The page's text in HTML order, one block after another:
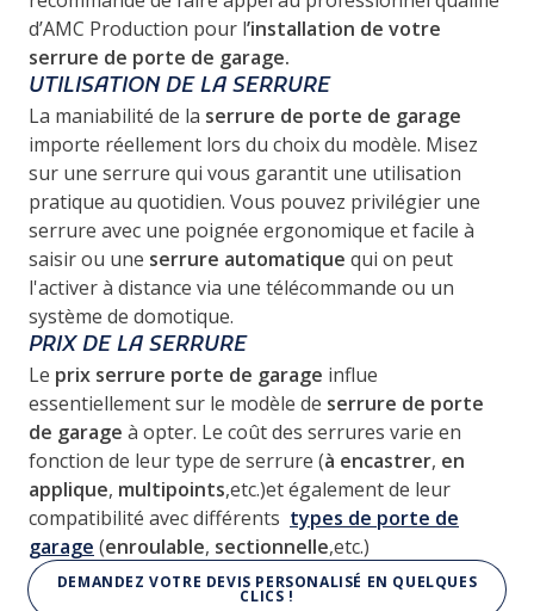
d’AMC Production pour l’installation de votre
serrure de porte de garage.
UTILISATION DE LA SERRURE
La maniabilité de la serrure de porte de garage
importe réellement lors du choix du modèle. Misez
sur une serrure qui vous garantit une utilisation
pratique au quotidien. Vous pouvez privilégier une
serrure avec une poignée ergonomique et facile à
saisir ou une serrure automatique qui on peut
l'activer à distance via une télécommande ou un
système de domotique.
PRIX DE LA SERRURE
Le prix serrure porte de garage influe
essentiellement sur le modèle de serrure de porte
de garage à opter. Le coût des serrures varie en
fonction de leur type de serrure (à encastrer, en
applique, multipoints,etc.)et également de leur
compatibilité avec différents types de porte de
garage (enroulable, sectionnelle,etc.)
DEMANDEZ VOTRE DEVIS PERSONALISÉ EN QUELQUES
CLICS !